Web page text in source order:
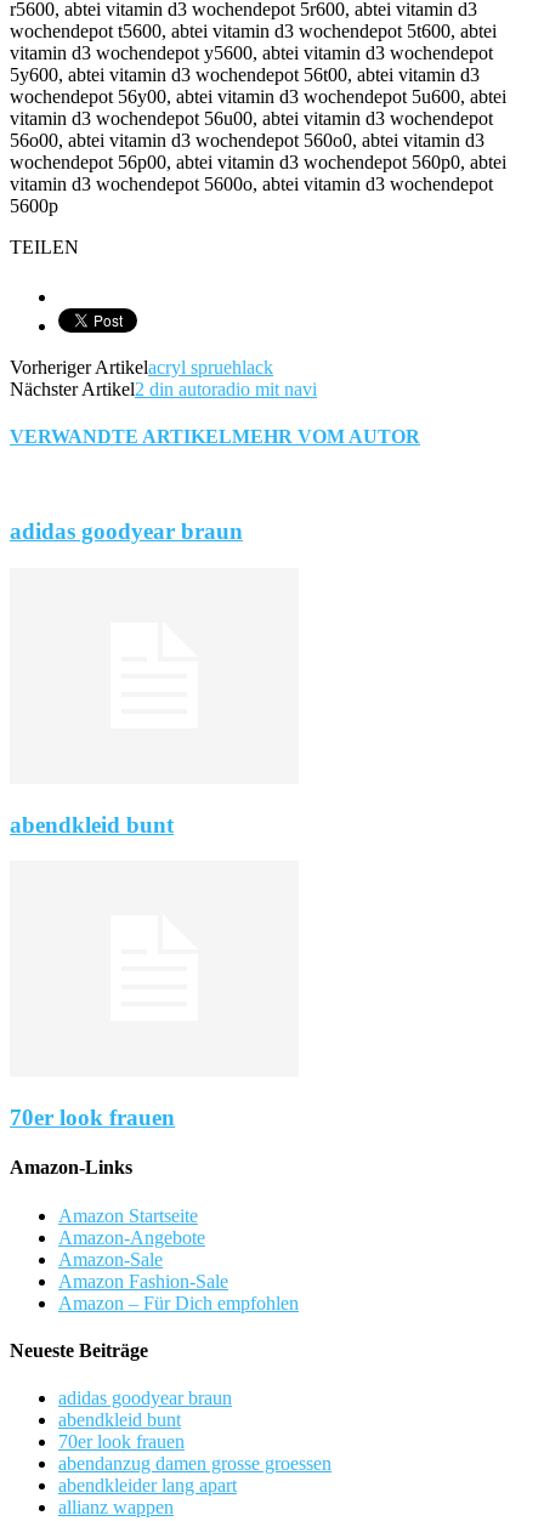
TEILEN
Vorheriger Artikelacryl spruehlack
Nächster Artikel2 din autoradio mit navi
VERWANDTE ARTIKELMEHR VOM AUTOR
adidas goodyear braun
abendkleid bunt
70er look frauen
Amazon-Links
Amazon Startseite
Amazon-Angebote
Amazon-Sale
Amazon Fashion-Sale
Amazon – Für Dich empfohlen
Neueste Beiträge
adidas goodyear braun
abendkleid bunt
70er look frauen
abendanzug damen grosse groessen
abendkleider lang apart
allianz wappen